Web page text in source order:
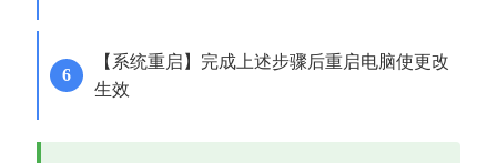
【系统重启】完成上述步骤后重启电脑使更改
生效